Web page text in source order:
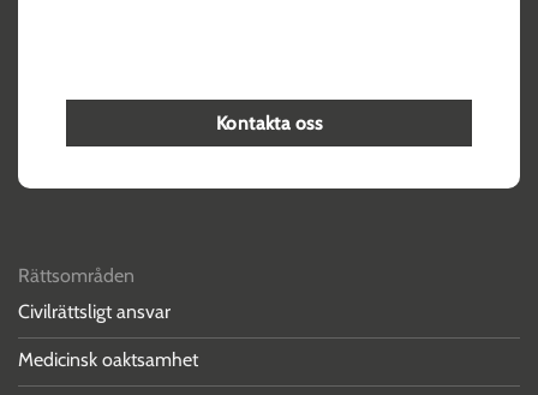
Kontakta oss
Rättsområden
Civilrättsligt ansvar
Medicinsk oaktsamhet